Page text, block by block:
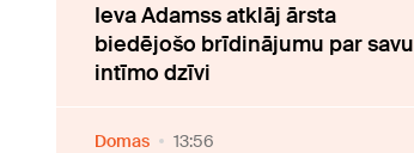
Ieva Adamss atklāj ārsta
biedējošo brīdinājumu par savu
intīmo dzīvi
Domas 13:56